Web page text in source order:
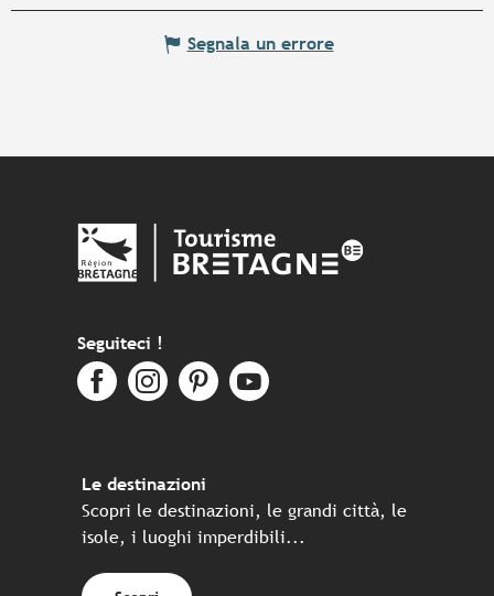
Segnala un errore
Seguiteci !
Le destinazioni
Scopri le destinazioni, le grandi città, le
isole, i luoghi imperdibili...